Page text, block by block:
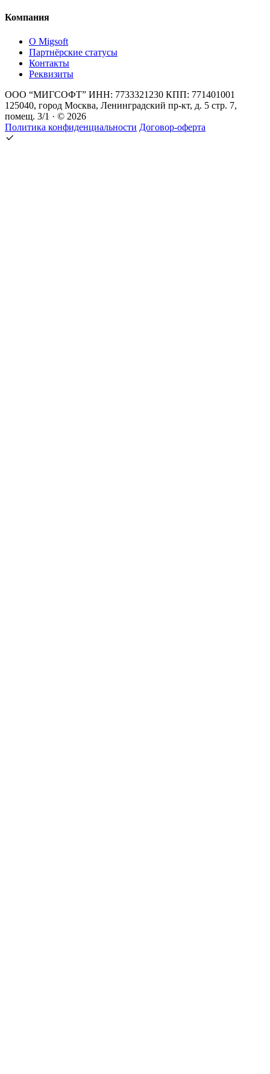
Компания
О Migsoft
Партнёрские статусы
Контакты
Реквизиты
ООО “МИГСОФТ” ИНН: 7733321230 КПП: 771401001
125040, город Москва, Ленинградский пр-кт, д. 5 стр. 7,
помещ. 3/1 · © 2026
Политика конфиденциальности Договор-оферта